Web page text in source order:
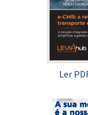
Ler